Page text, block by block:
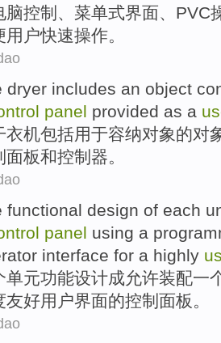
脑控制 、 菜单式界面、 PVC
用户快速操作。
dryer includes an object
panel provided as a
衣机包括用于容纳对象的对
面板和控制器。
functional design of each
panel using a
interface for a highly
单元功能设计成允许装配一
友好用户界面的控制 面板 。